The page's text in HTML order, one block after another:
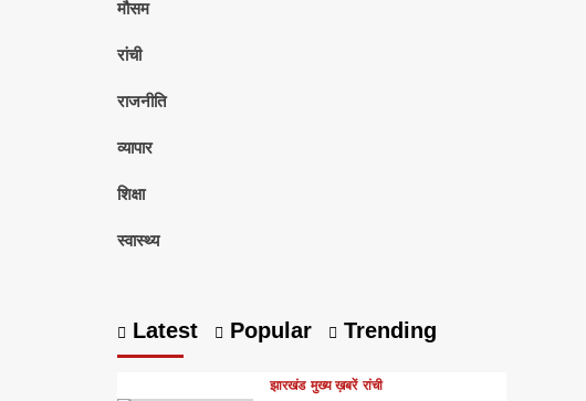
मौसम
रांची
राजनीति
व्यापार
शिक्षा
स्वास्थ्य
Latest Popular Trending
झारखंड मुख्य ख़बरें रांची